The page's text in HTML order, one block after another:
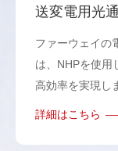
送変電用光
ファーウェイの
は、NHPを使用
高効率を実現し
詳細はこちら